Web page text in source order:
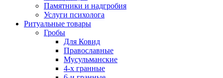
Памятники и надгробия
Услуги психолога
Ритуальные товары
Гробы
Для Ковид
Православные
Мусульманские
4-х гранные